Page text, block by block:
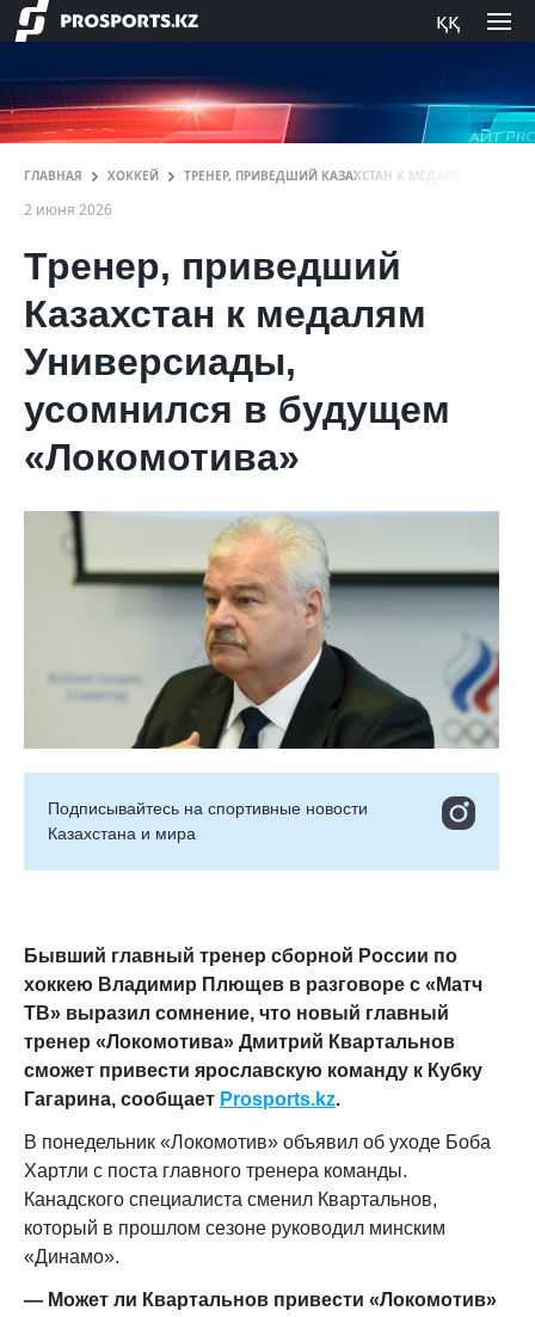
ққ
ГЛАВНАЯ ХОККЕЙ ТРЕНЕР, ПРИВЕДШИЙ КАЗАХСТАН К МЕДАЛЯМ
2 июня 2026
Тренер, приведший
Казахстан к медалям
Универсиады,
усомнился в будущем
«Локомотива»
Подписывайтесь на cпортивные новости
Казахстана и мира
Бывший главный тренер сборной России по
хоккею Владимир Плющев в разговоре с «Матч
ТВ» выразил сомнение, что новый главный
тренер «Локомотива» Дмитрий Квартальнов
сможет привести ярославскую команду к Кубку
Гагарина, сообщает Prosports.kz.
В понедельник «Локомотив» объявил об уходе Боба
Хартли с поста главного тренера команды.
Канадского специалиста сменил Квартальнов,
который в прошлом сезоне руководил минским
«Динамо».
— Может ли Квартальнов привести «Локомотив»